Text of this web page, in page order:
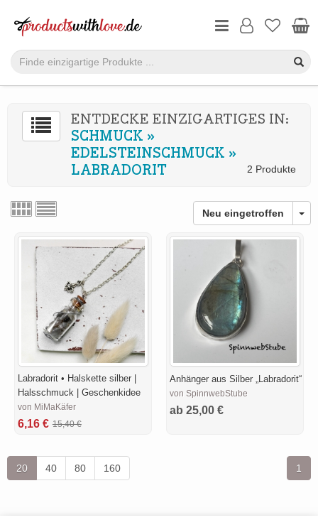
ENTDECKE EINZIGARTIGES IN:
SCHMUCK »
EDELSTEINSCHMUCK »
LABRADORIT
2 Produkte
Neu eingetroffen
Labradorit • Halskette silber |
Halsschmuck | Geschenkidee
von MiMaKäfer
6,16 € 15,40 €
Anhänger aus Silber „Labradorit“
von SpinnwebStube
ab 25,00 €
20 40 80 160 1